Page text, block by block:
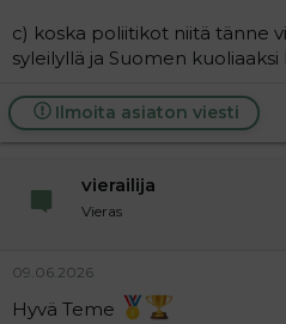
c) koska poliitikot niitä tänne
syleilyllä ja Suomen kuoliaaksi
Ilmoita asiaton viesti
vierailija
Vieras
09.06.2026
Hyvä Teme